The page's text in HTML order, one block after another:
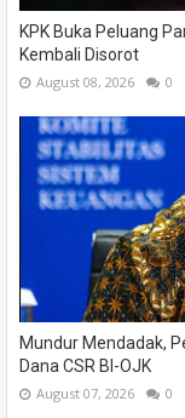
KPK Buka Peluang
Kembali Disorot
August 08, 2026 0
Mundur Mendadak,
Dana CSR BI-OJK
August 07, 2026 0